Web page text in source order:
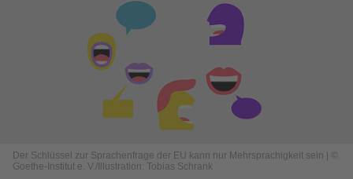
Der Schlüssel zur Sprachenfrage der EU kann nur Mehrsprachigkeit sein
©
Goethe-Institut e. V./Illustration: Tobias Schrank